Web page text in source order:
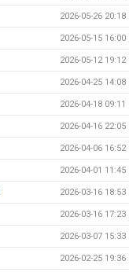
2026-05-26 20:18
2026-05-15 16:00
2026-05-12 19:12
2026-04-25 14:08
2026-04-18 09:11
2026-04-16 22:05
2026-04-06 16:52
2026-04-01 11:45
2026-03-16 18:53
2026-03-16 17:23
2026-03-07 15:33
2026-02-25 19:36